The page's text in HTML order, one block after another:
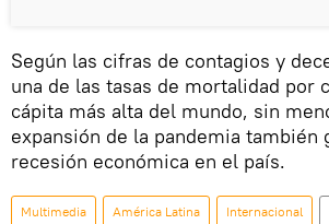
Según las cifras de contagios y
una de las tasas de mortalidad por
cápita más alta del mundo, sin
expansión de la pandemia también
recesión económica en el país.
Multimedia América Latina Internacional